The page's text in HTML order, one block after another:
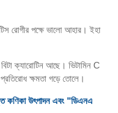
রোগীর পক্ষে ভালো আহার। ইহা
ক্যারোটিন আছে। ভিটামিন C
প্রতিরোধ ক্ষমতা গড়ে তোলে।
কণিকা উৎপাদন এবং "ডিএনএ